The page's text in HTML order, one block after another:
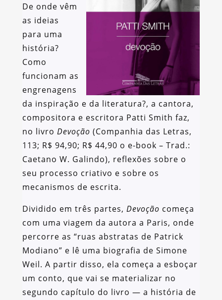
De onde vêm
as ideias
para uma
história?
Como
funcionam as
engrenagens
da inspiração e da literatura?, a cantora,
compositora e escritora Patti Smith faz,
no livro Devoção (Companhia das Letras,
113; R$ 94,90; R$ 44,90 o e-book – Trad.:
Caetano W. Galindo), reflexões sobre o
seu processo criativo e sobre os
mecanismos de escrita.
Dividido em três partes, Devoção começa
com uma viagem da autora a Paris, onde
percorre as “ruas abstratas de Patrick
Modiano” e lê uma biografia de Simone
Weil. A partir disso, ela começa a esboçar
um conto, que vai se materializar no
segundo capítulo do livro — a história de